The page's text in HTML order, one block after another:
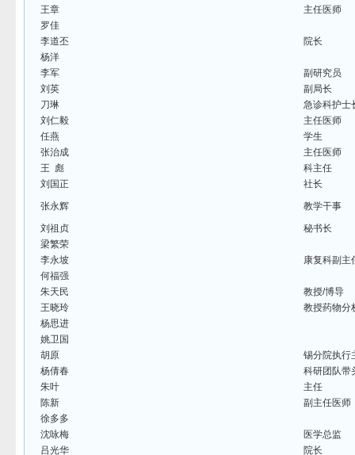
王章
主任医师
罗佳
李道丕
院长
杨洋
李军
副研究员
刘英
副局长
刀琳
急诊科护士
刘仁毅
主任医师
任燕
学生
张治成
主任医师
王 彪
科主任
刘国正
社长
张永辉
教学干事
刘祖贞
秘书长
梁繁荣
李永坡
康复科副主
何福强
朱天民
教授/博导
王晓玲
教授药物分
杨思进
姚卫国
胡原
锡分院执行
杨倩春
科研团队带
朱叶
主任
陈新
副主任医师
徐多多
沈咏梅
医学总监
吕光华
院长